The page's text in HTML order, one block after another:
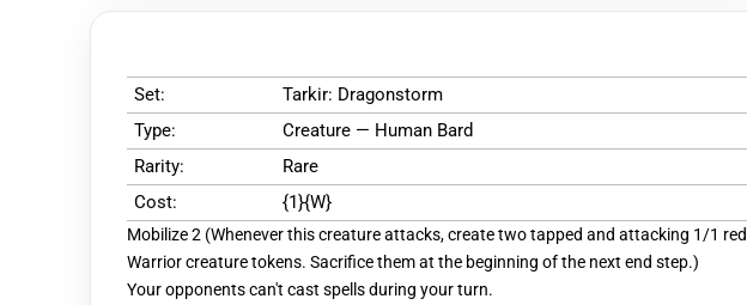
Set:
Tarkir: Dragonstorm
Type:
Creature — Human Bard
Rarity:
Rare
Cost:
{1}{W}
Mobilize 2 (Whenever this creature attacks, create two tapped and attacking 1/1 red
Warrior creature tokens. Sacrifice them at the beginning of the next end step.)
Your opponents can't cast spells during your turn.